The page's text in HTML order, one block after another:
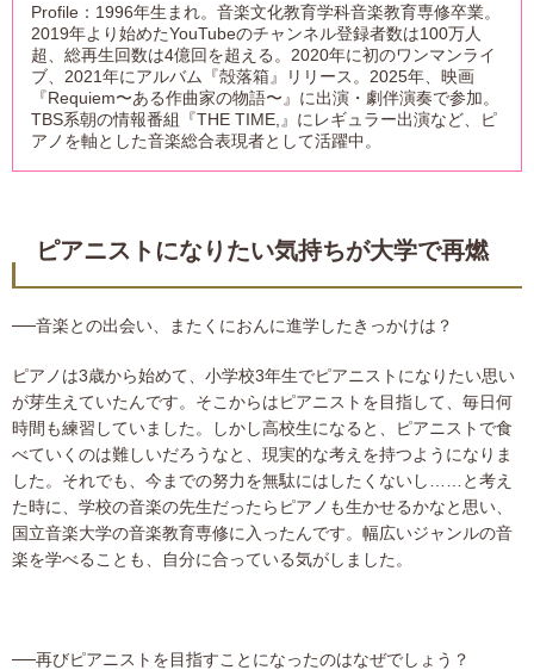
Profile：1996年生まれ。音楽文化教育学科音楽教育専修卒業。
2019年より始めたYouTubeのチャンネル登録者数は100万人
超、総再生回数は4億回を超える。2020年に初のワンマンライ
ブ、2021年にアルバム『殻落箱』リリース。2025年、映画
『Requiem〜ある作曲家の物語〜』に出演・劇伴演奏で参加。
TBS系朝の情報番組『THE TIME,』にレギュラー出演など、ピ
アノを軸とした音楽総合表現者として活躍中。
ピアニストになりたい気持ちが大学で再燃
──音楽との出会い、またくにおんに進学したきっかけは？
ピアノは3歳から始めて、小学校3年生でピアニストになりたい思い
が芽生えていたんです。そこからはピアニストを目指して、毎日何
時間も練習していました。しかし高校生になると、ピアニストで食
べていくのは難しいだろうなと、現実的な考えを持つようになりま
した。それでも、今までの努力を無駄にはしたくないし……と考え
た時に、学校の音楽の先生だったらピアノも生かせるかなと思い、
国立音楽大学の音楽教育専修に入ったんです。幅広いジャンルの音
楽を学べることも、自分に合っている気がしました。
──再びピアニストを目指すことになったのはなぜでしょう？